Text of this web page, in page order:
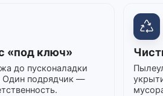
«под ключ»
до пусконаладки
Один подрядчик —